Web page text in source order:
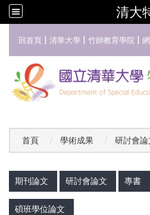
清大
回首頁 | 清華大學 | 竹師教育學院 |
首頁 學術成果 研討會論
期刊論文 研討會論文 專書
碩班學位論文